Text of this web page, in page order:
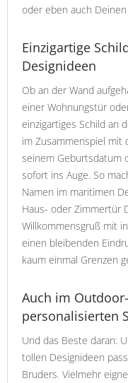
oder eben auch
Einzigartige
Designideen
Ob an der Wand
einer Wohnungstür
einzigartiges Schild an
im Zusammenspiel mit
seinem Geburtsdatum
sofort ins Auge. So
Namen im maritimen
Haus- oder Zimmertür
Willkommensgruß mit
einen bleibenden
kaum einmal Grenzen
Auch im
personalisierten
Und das Beste daran:
tollen Designideen
Bruders. Vielmehr